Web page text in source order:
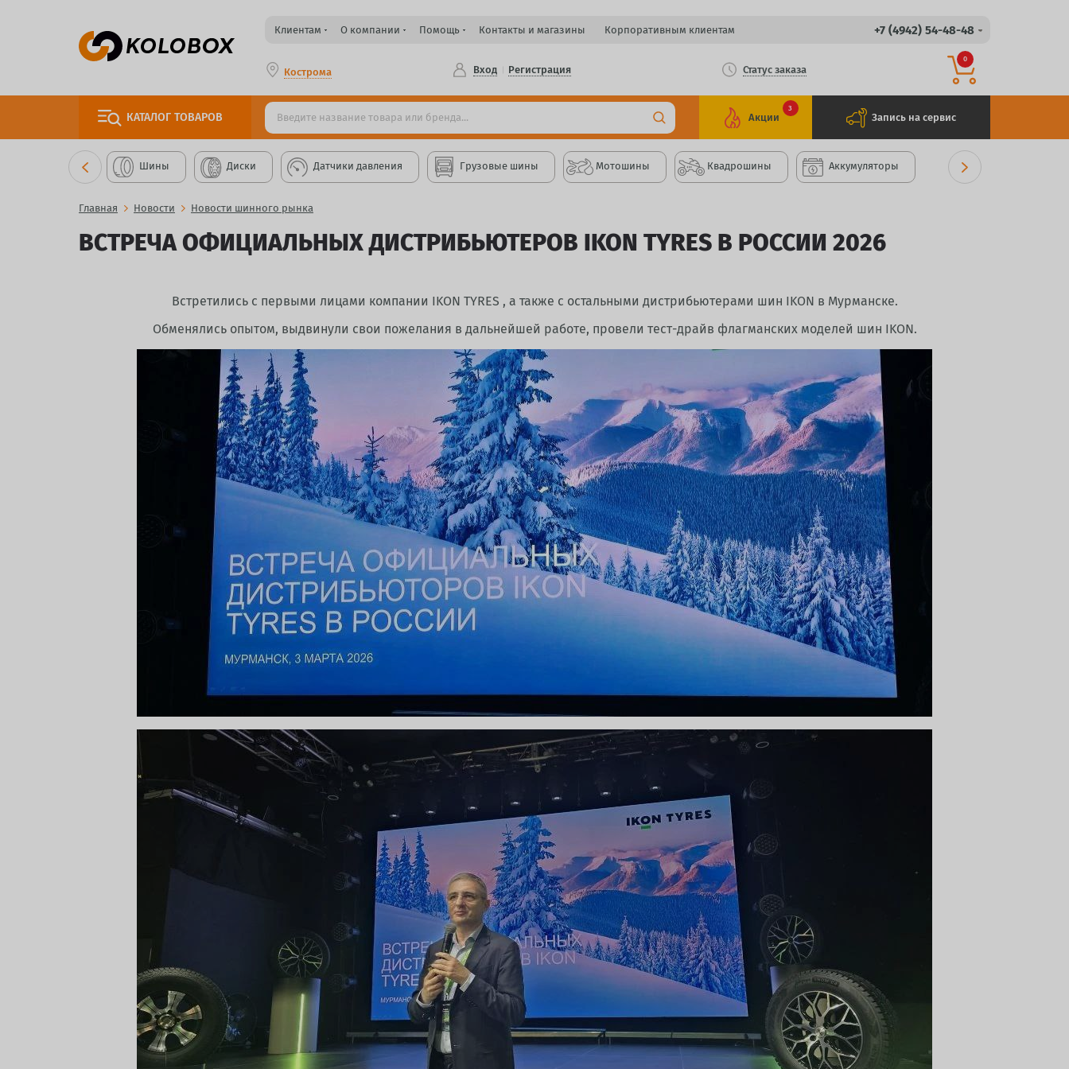
Клиентам О компании Помощь Контакты и магазины Корпоративным клиентам +7 (4942) 54-48-48
Кострома Вход Регистрация Статус заказа
0
КАТАЛОГ ТОВАРОВ Акции
3
Запись на сервис
Шины Диски Датчики давления Грузовые шины Мотошины Квадрошины Аккумуляторы
Главная Новости Новости шинного рынка
ВСТРЕЧА ОФИЦИАЛЬНЫХ ДИСТРИБЬЮТЕРОВ IKON TYRES В РОССИИ 2026
Встретились с первыми лицами компании IKON TYRES , а также с остальными дистрибьютерами шин IKON в Мурманске.
Обменялись опытом, выдвинули свои пожелания в дальнейшей работе, провели тест-драйв флагманских моделей шин IKON.